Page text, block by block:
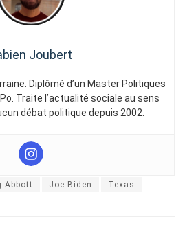
Joubert
Diplômé d’un Master Politiques
Traite l’actualité sociale au sens
débat politique depuis 2002.
Abbott Joe Biden Texas